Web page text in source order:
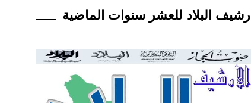
ارشيف البلاد للعشر سنوات الماضية